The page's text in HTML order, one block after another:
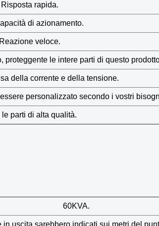
Risposta rapida.
di azionamento.
Reazione veloce.
proteggente le intere parti di questo
della corrente e della tensione.
personalizzato secondo i vostri
le parti di alta qualità.
60KVA.
in uscita sarebbero indicati sui metri del